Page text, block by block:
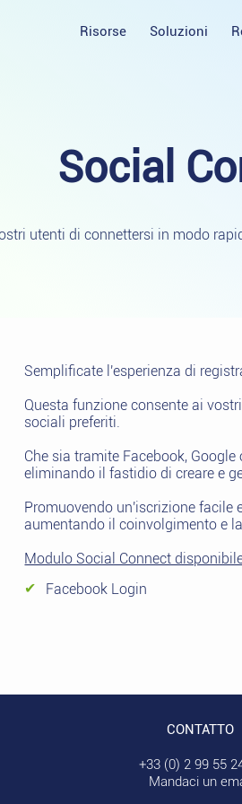
Risorse Soluzioni
Social
utenti di connettersi in modo
Semplificate l'esperienza di
Questa funzione consente ai
sociali preferiti.
Che sia tramite Facebook,
eliminando il fastidio di creare e
Promuovendo un'iscrizione facile
aumentando il coinvolgimento e
Modulo Social Connect
Facebook Login
CONTATTO
+33 (0) 2 99 55
Mandaci un